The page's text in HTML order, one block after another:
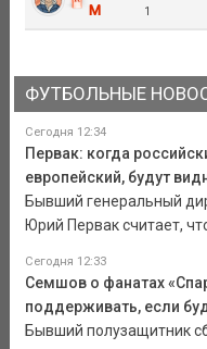
М
1
ФУТБОЛЬНЫЕ
Сегодня 12:34
Первак: когда
европейский, будут
Бывший генеральный
Юрий Первак считает, что
Сегодня 12:33
Семшов о фанатах
поддерживать, если
Бывший полузащитник